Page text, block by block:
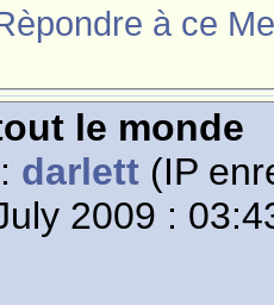
à ce
le monde
darlett (IP
2009 :